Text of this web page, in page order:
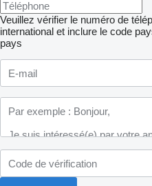
Veuillez vérifier le numéro de
international et inclure le code
pays